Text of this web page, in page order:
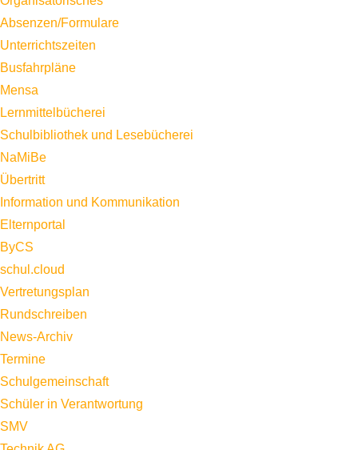
Absenzen/Formulare
Unterrichtszeiten
Busfahrpläne
Mensa
Lernmittelbücherei
Schulbibliothek und Lesebücherei
NaMiBe
Übertritt
Information und Kommunikation
Elternportal
ByCS
schul.cloud
Vertretungsplan
Rundschreiben
News-Archiv
Termine
Schulgemeinschaft
Schüler in Verantwortung
SMV